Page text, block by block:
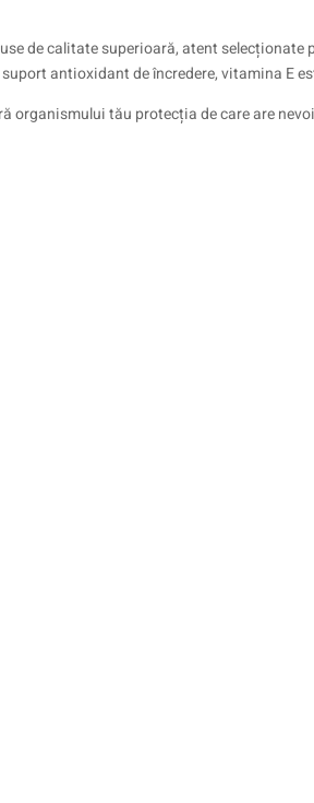
de calitate superioară, atent
antioxidant de încredere, vitamina E
organismului tău protecția de care are